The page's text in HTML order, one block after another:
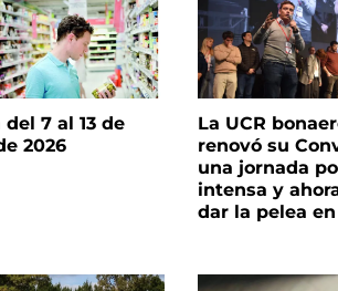
del 7 al 13 de
2026
La UCR
renovó su
una jornada
intensa y
dar la pelea en